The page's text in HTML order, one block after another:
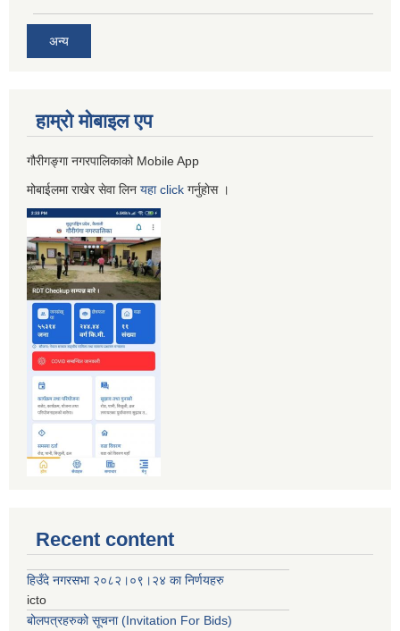
अन्य
हाम्रो माेबाइल एप
गौरीगङ्गा नगरपालिकाको Mobile App
मोबाईलमा राखेर सेवा लिन यहाclick गर्नुहाेस ।
Recent content
हिउँदे नगरसभा २०८२।०९।२४ का निर्णयहरु
icto
बोलपत्रहरुको सूचना (Invitation For Bids)